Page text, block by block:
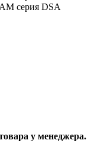
ара у менеджера.